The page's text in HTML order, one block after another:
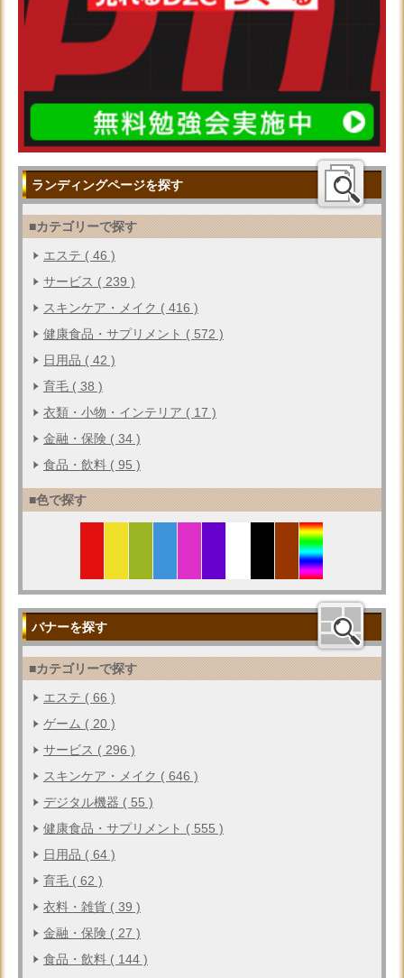
ランディングページを探す
■カテゴリーで探す
エステ ( 46 )
サービス ( 239 )
スキンケア・メイク ( 416 )
健康食品・サプリメント ( 572 )
日用品 ( 42 )
育毛 ( 38 )
衣類・小物・インテリア ( 17 )
金融・保険 ( 34 )
食品・飲料 ( 95 )
■色で探す
バナーを探す
■カテゴリーで探す
エステ ( 66 )
ゲーム ( 20 )
サービス ( 296 )
スキンケア・メイク ( 646 )
デジタル機器 ( 55 )
健康食品・サプリメント ( 555 )
日用品 ( 64 )
育毛 ( 62 )
衣料・雑貨 ( 39 )
金融・保険 ( 27 )
食品・飲料 ( 144 )